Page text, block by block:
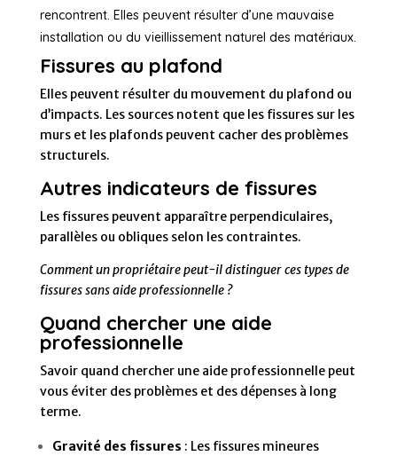
rencontrent. Elles peuvent résulter d’une mauvaise
installation ou du vieillissement naturel des matériaux.
Fissures au plafond
Elles peuvent résulter du mouvement du plafond ou
d’impacts. Les sources notent que les fissures sur les
murs et les plafonds peuvent cacher des problèmes
structurels.
Autres indicateurs de fissures
Les fissures peuvent apparaître perpendiculaires,
parallèles ou obliques selon les contraintes.
Comment un propriétaire peut-il distinguer ces types de
fissures sans aide professionnelle ?
Quand chercher une aide
professionnelle
Savoir quand chercher une aide professionnelle peut
vous éviter des problèmes et des dépenses à long
terme.
Gravité des fissures : Les fissures mineures